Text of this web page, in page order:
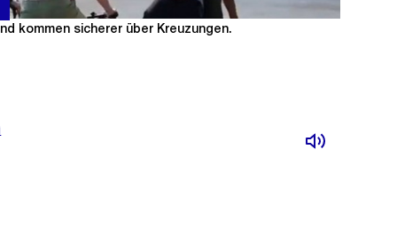
bei Rotlicht vor den Autos aufstellen. So
kommen sicherer über Kreuzungen.